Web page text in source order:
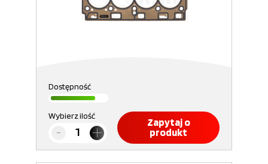
Dostępność
Wybierz ilość
Zapytaj o
produkt